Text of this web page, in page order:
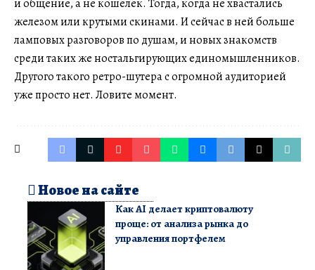
и общение, а не кошелек. Тогда, когда не хвастались
железом или крутыми скинами. И сейчас в ней больше
ламповых разговоров по душам, и новых знакомств
среди таких же ностальгирующих единомышленников.
Другого такого ретро-шутера с огромной аудиторией
уже просто нет. Ловите момент.
Новое на сайте
Как AI делает криптовалюту
проще: от анализа рынка до
управления портфелем